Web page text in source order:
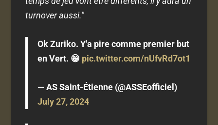
turnover aussi."
Ok Zuriko. Y'a pire comme premier but
en Vert. 😁 pic.twitter.com/nUfvRd7ot1
— AS Saint-Étienne (@ASSEofficiel)
July 27, 2024